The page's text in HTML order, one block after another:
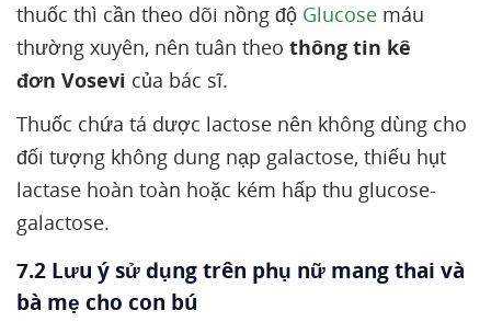
thuốc thì cần theo dõi nồng độ Glucose máu
thường xuyên, nên tuân theo thông tin kê
đơn Vosevi của bác sĩ.
Thuốc chứa tá dược lactose nên không dùng cho
đối tượng không dung nạp galactose, thiếu hụt
lactase hoàn toàn hoặc kém hấp thu glucose-
galactose.
7.2 Lưu ý sử dụng trên phụ nữ mang thai và
bà mẹ cho con bú